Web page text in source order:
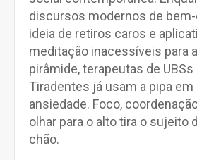
discursos modernos de
ideia de retiros caros e
meditação inacessíveis para
pirâmide, terapeutas de UBSs
Tiradentes já usam a pipa
ansiedade. Foco,
olhar para o alto tira o sujeito
chão.